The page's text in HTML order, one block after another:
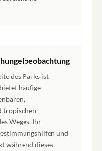
des Parks ist
häufige
tropischen
Weges. Ihr
und
während dieses